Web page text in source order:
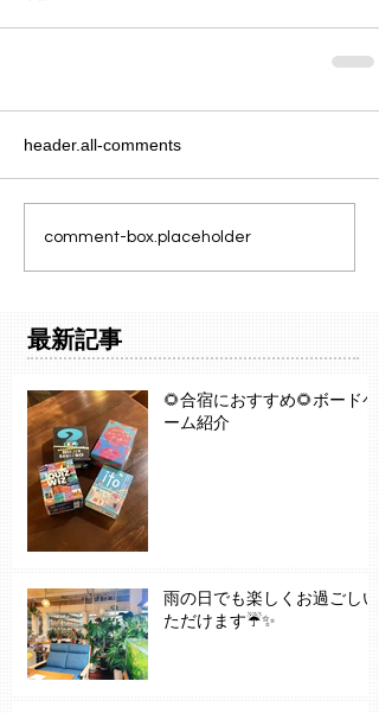
header.all-comments
comment-box.placeholder
最新記事
🌻合宿におすすめ🌻ボードゲ
ーム紹介
雨の日でも楽しくお過ごしい
ただけます☔✨